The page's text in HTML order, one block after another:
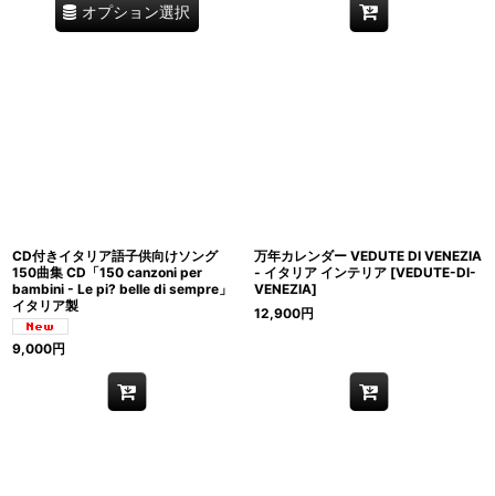
オプション選択
CD付きイタリア語子供向けソング
150曲集 CD「150 canzoni per
bambini - Le pi? belle di sempre」
イタリア製
9,000円
万年カレンダー VEDUTE DI VENEZIA
- イタリア インテリア [VEDUTE-DI-
VENEZIA]
12,900円